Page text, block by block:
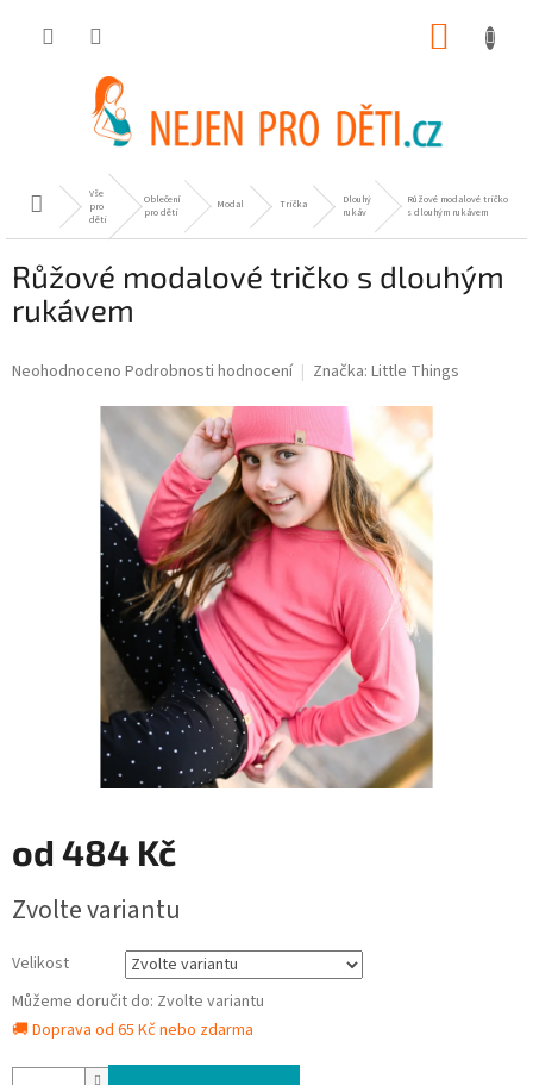
Domů
Vše
pro
děti
Oblečení
pro děti
Modal Trička
Dlouhý
rukáv
Růžové modalové tričko
s dlouhým rukávem
Růžové modalové tričko s dlouhým
rukávem
Průměrné
Neohodnoceno Podrobnosti hodnocení Značka: Little Things
od 484 Kč
cena:
Zvolte variantu
Velikost
Můžeme doručit do: Zvolte variantu
🚚 Doprava od 65 Kč nebo zdarma